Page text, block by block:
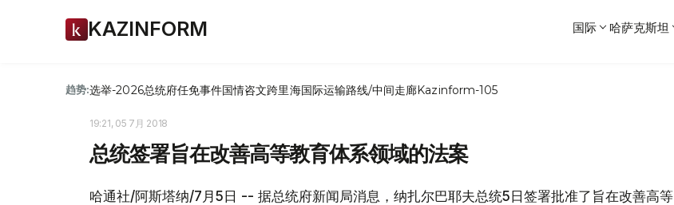
KAZINFORM 国际 哈萨克斯坦
趋势:选举-2026总统府任免事件国情咨文跨里海国际运输路线/中间走廊Kazinform-105
19:21, 05 7月 2018
总统签署旨在改善高等教育体系领域的法案
哈通社/阿斯塔纳/7月5日 -- 据总统府新闻局消息，纳扎尔巴耶夫总统5日签署批准了旨在改善高等